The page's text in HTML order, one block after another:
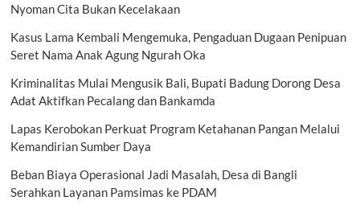
Nyoman Cita Bukan Kecelakaan
Kasus Lama Kembali Mengemuka, Pengaduan Dugaan Penipuan
Seret Nama Anak Agung Ngurah Oka
Kriminalitas Mulai Mengusik Bali, Bupati Badung Dorong Desa
Adat Aktifkan Pecalang dan Bankamda
Lapas Kerobokan Perkuat Program Ketahanan Pangan Melalui
Kemandirian Sumber Daya
Beban Biaya Operasional Jadi Masalah, Desa di Bangli
Serahkan Layanan Pamsimas ke PDAM